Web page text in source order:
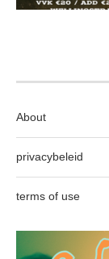
About
privacybeleid
terms of use